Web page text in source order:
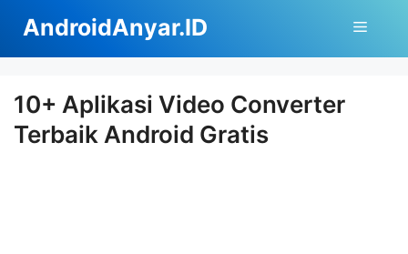
isi
AndroidAnyar.ID Menu
10+ Aplikasi Video Converter
Terbaik Android Gratis